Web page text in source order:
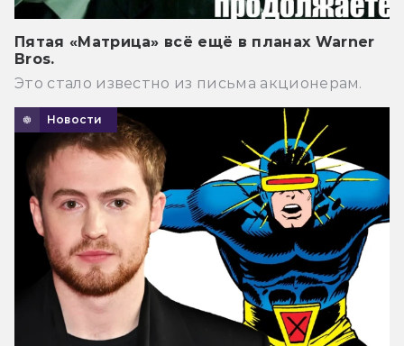
Пятая «Матрица» всё ещё в планах Warner
Bros.
Это стало известно из письма акционерам.
Новости